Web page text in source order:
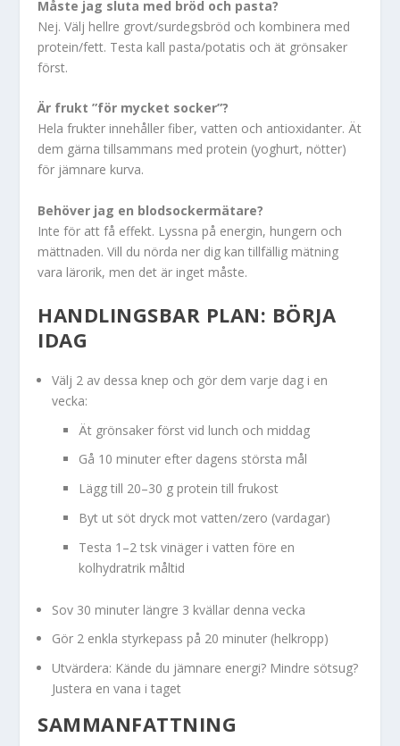
Måste jag sluta med bröd och pasta?
Nej. Välj hellre grovt/surdegsbröd och kombinera med
protein/fett. Testa kall pasta/potatis och ät grönsaker
först.
Är frukt ”för mycket socker”?
Hela frukter innehåller fiber, vatten och antioxidanter. Ät
dem gärna tillsammans med protein (yoghurt, nötter)
för jämnare kurva.
Behöver jag en blodsockermätare?
Inte för att få effekt. Lyssna på energin, hungern och
mättnaden. Vill du nörda ner dig kan tillfällig mätning
vara lärorik, men det är inget måste.
HANDLINGSBAR PLAN: BÖRJA
IDAG
Välj 2 av dessa knep och gör dem varje dag i en
vecka:
Ät grönsaker först vid lunch och middag
Gå 10 minuter efter dagens största mål
Lägg till 20–30 g protein till frukost
Byt ut söt dryck mot vatten/zero (vardagar)
Testa 1–2 tsk vinäger i vatten före en
kolhydratrik måltid
Sov 30 minuter längre 3 kvällar denna vecka
Gör 2 enkla styrkepass på 20 minuter (helkropp)
Utvärdera: Kände du jämnare energi? Mindre sötsug?
Justera en vana i taget
SAMMANFATTNING